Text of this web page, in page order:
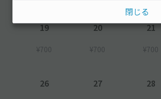
19
¥700
20
¥700
21
¥700
26 27 28
閉じる